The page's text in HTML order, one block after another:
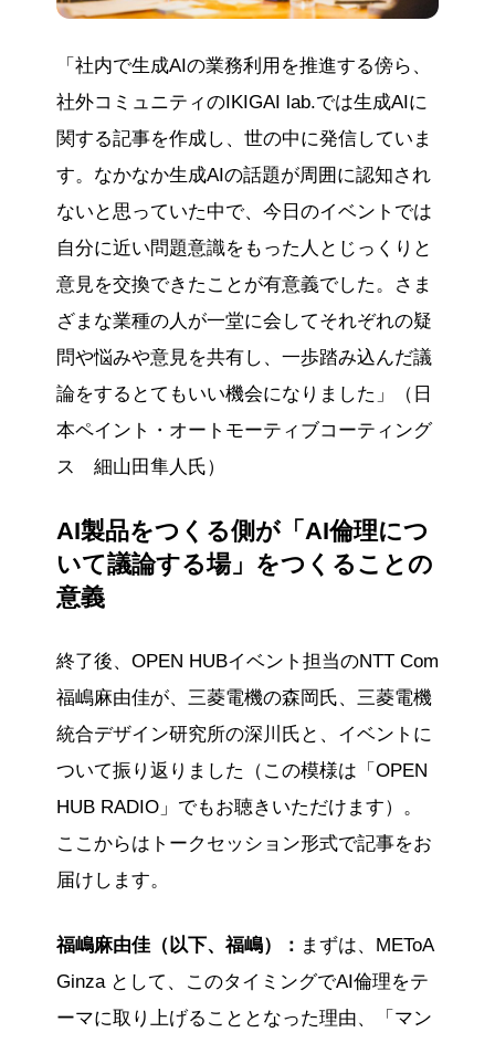
「社内で生成AIの業務利用を推進する傍ら、
社外コミュニティのIKIGAI lab.では生成AIに
関する記事を作成し、世の中に発信していま
す。なかなか生成AIの話題が周囲に認知され
ないと思っていた中で、今日のイベントでは
自分に近い問題意識をもった人とじっくりと
意見を交換できたことが有意義でした。さま
ざまな業種の人が一堂に会してそれぞれの疑
問や悩みや意見を共有し、一歩踏み込んだ議
論をするとてもいい機会になりました」（日
本ペイント・オートモーティブコーティング
ス 細山田隼人氏）
AI製品をつくる側が「AI倫理につ
いて議論する場」をつくることの
意義
終了後、OPEN HUBイベント担当のNTT Com
福嶋麻由佳が、三菱電機の森岡氏、三菱電機
統合デザイン研究所の深川氏と、イベントに
ついて振り返りました（この模様は「OPEN
HUB RADIO」でもお聴きいただけます）。
ここからはトークセッション形式で記事をお
届けします。
福嶋麻由佳（以下、福嶋）： まずは、METoA
Ginza として、このタイミングでAI倫理をテ
ーマに取り上げることとなった理由、「マン